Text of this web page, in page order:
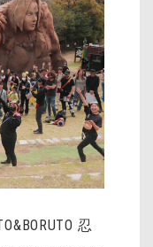
忍